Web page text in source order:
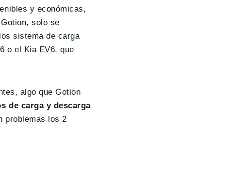
y económicas,
solo se
sistema de carga
o el Kia EV6, que
algo que Gotion
de carga y descarga
problemas los 2